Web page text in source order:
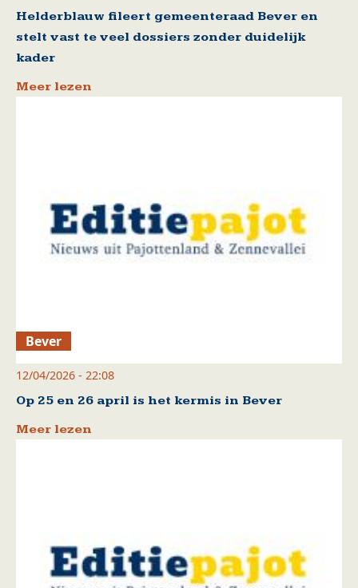
Helderblauw fileert gemeenteraad Bever en
stelt vast te veel dossiers zonder duidelijk
kader
Meer lezen
Bever
12/04/2026 - 22:08
Op 25 en 26 april is het kermis in Bever
Meer lezen